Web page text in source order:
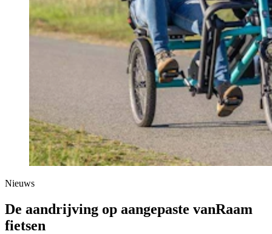
Nieuws
De aandrijving op aangepaste vanRaam
fietsen